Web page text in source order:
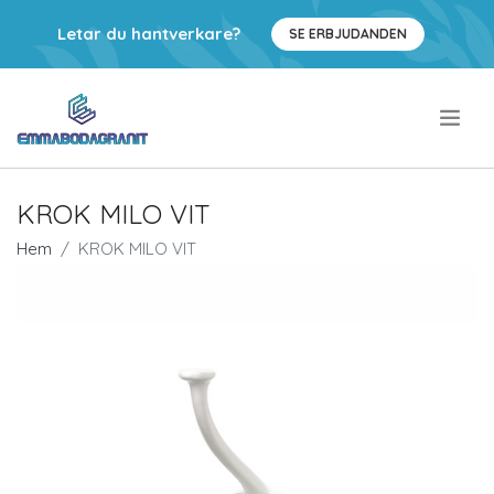
Letar du hantverkare? SE ERBJUDANDEN
KROK MILO VIT
Hem KROK MILO VIT